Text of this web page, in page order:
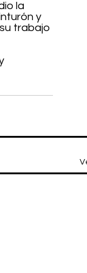
la
y
trabajo